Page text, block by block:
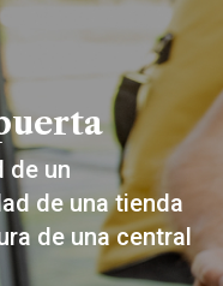
de un
de una tienda
de una central